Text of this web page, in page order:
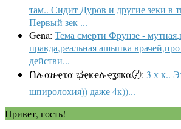
там.. Сидит Дуров и другие зеки в
Первый зек ...
Gena: Тема смерти Фрунзе -
правда,реальная ашыпка
действи...
Ոሉαዙҿτα ಭҿҝҿሉҿʓяҝα〄: 3 х к..
шпиролохия)) даже 4к))...
Привет, гость!